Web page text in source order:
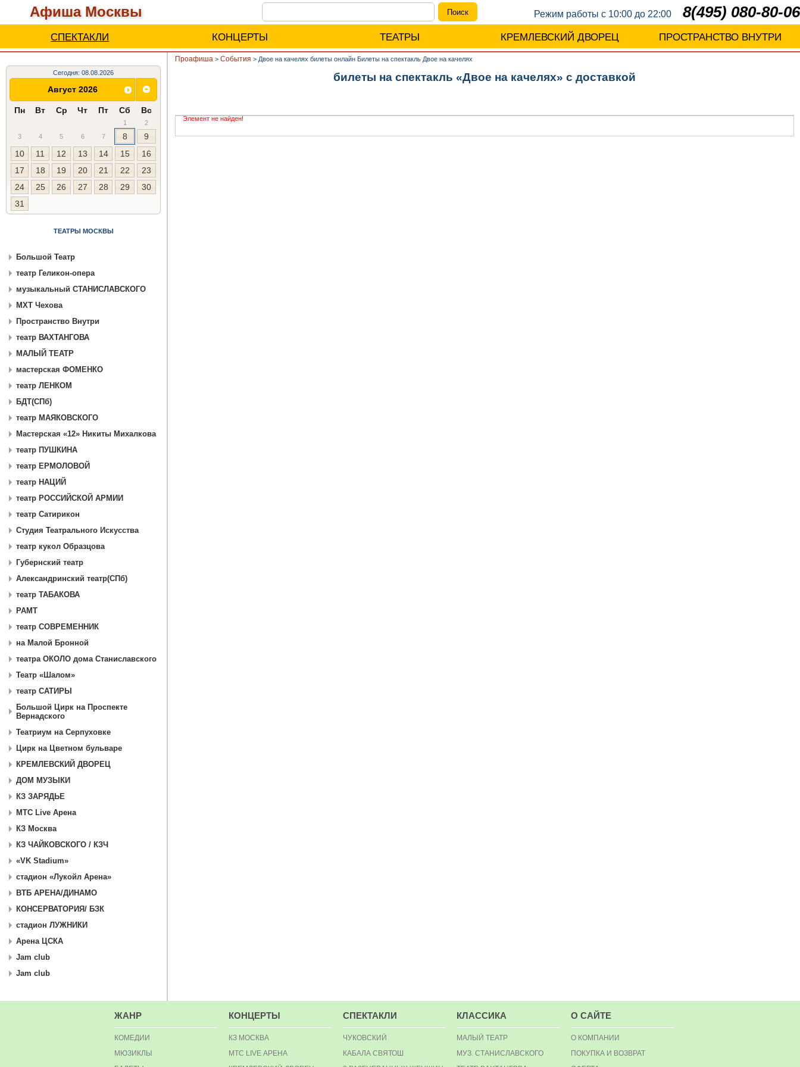
Афиша Москвы Режим работы с 10:00 до 22:00 8(495) 080-80-06
СПЕКТАКЛИ КОНЦЕРТЫ ТЕАТРЫ КРЕМЛЕВСКИЙ ДВОРЕЦ ПРОСТРАНСТВО ВНУТРИ
Сегодня: 08.08.2026
Август 2026
Пн Вт Ср Чт Пт Сб Вс
1
2
3
4 5 6 7 8
9
10
11 12 13 14 15
16
17
18 19 20 21 22
23
24
25 26 27 28 29
30
31
ТЕАТРЫ МОСКВЫ
Большой Театр
театр Геликон-опера
музыкальный СТАНИСЛАВСКОГО
МХТ Чехова
Пространство Внутри
театр ВАХТАНГОВА
МАЛЫЙ ТЕАТР
мастерская ФОМЕНКО
театр ЛЕНКОМ
БДТ(СПб)
театр МАЯКОВСКОГО
Мастерская «12» Никиты Михалкова
театр ПУШКИНА
театр ЕРМОЛОВОЙ
театр НАЦИЙ
театр РОССИЙСКОЙ АРМИИ
театр Сатирикон
Студия Театрального Искусства
театр кукол Образцова
Губернский театр
Александринский театр(СПб)
театр ТАБАКОВА
РАМТ
театр СОВРЕМЕННИК
на Малой Бронной
театра ОКОЛО дома Станиславского
Театр «Шалом»
театр САТИРЫ
Большой Цирк на Проспекте
Вернадского
Театриум на Серпуховке
Цирк на Цветном бульваре
КРЕМЛЕВСКИЙ ДВОРЕЦ
ДОМ МУЗЫКИ
КЗ ЗАРЯДЬЕ
МТС Live Арена
КЗ Москва
КЗ ЧАЙКОВСКОГО / КЗЧ
«VK Stadium»
стадион «Лукойл Арена»
ВТБ АРЕНА/ДИНАМО
КОНСЕРВАТОРИЯ/ БЗК
стадион ЛУЖНИКИ
Арена ЦСКА
Jam club
Jam club
Проафиша > События > Двое на качелях билеты онлайн Билеты на спектакль Двое на качелях
билеты на спектакль «Двое на качелях» с доставкой
Элемент не найден!
ЖАНР
КОМЕДИИ
МЮЗИКЛЫ
КОНЦЕРТЫ
КЗ МОСКВА
МТС LIVE АРЕНА
СПЕКТАКЛИ
ЧУКОВСКИЙ
КАБАЛА СВЯТОШ
КЛАССИКА
МАЛЫЙ ТЕАТР
МУЗ. СТАНИСЛАВСКОГО
О САЙТЕ
О КОМПАНИИ
ПОКУПКА И ВОЗВРАТ